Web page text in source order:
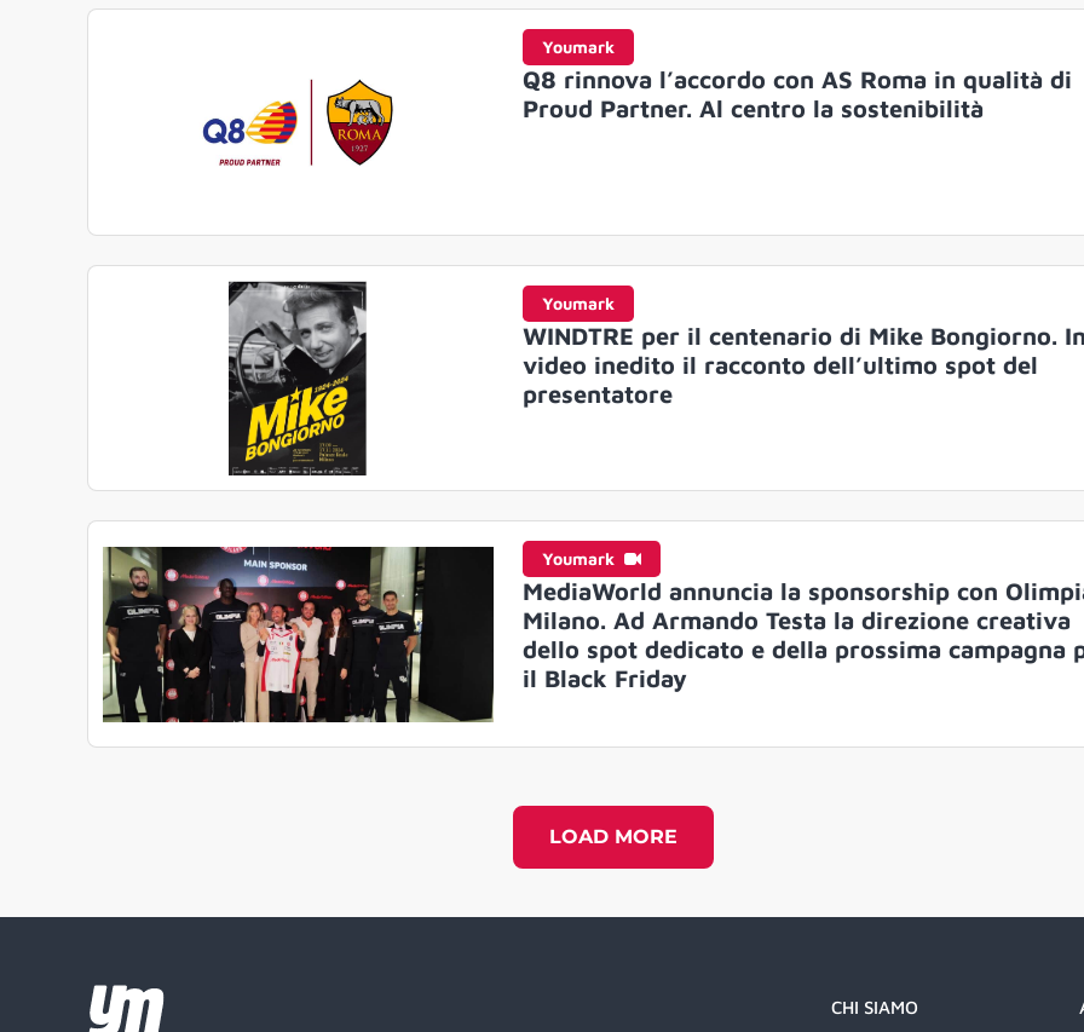
Youmark
Q8 rinnova l’accordo con AS Roma in qualità di
Proud Partner. Al centro la sostenibilità
Youmark
WINDTRE per il centenario di Mike Bongiorno.
video inedito il racconto dell’ultimo spot del
presentatore
Youmark
MediaWorld annuncia la sponsorship con
Milano. Ad Armando Testa la direzione creativa
dello spot dedicato e della prossima campagna
il Black Friday
LOAD MORE
CHI SIAMO